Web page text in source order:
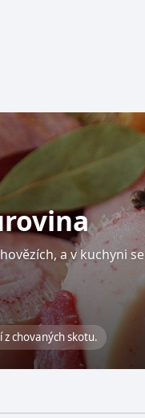
a v kuchyni se
z chovaných skotu.